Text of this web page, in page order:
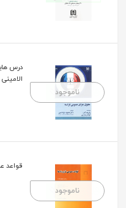
ناموجود
درس
الامینی
ناموجود
قواعد